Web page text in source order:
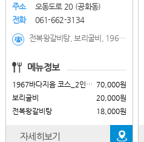
주소
오동도로 20 (공화동)
전화
061-662-3134
전복왕갈비탕, 보리굴비, 1967바다지음 코스_2인 주문시, 1967바다지음코스_3인 이상 주문시, 마띠유정식(2인 이상), 회덮밥, 국내산금태구이, 국내산금태구이점심특선, 거문도먹갈치구이
메뉴정보
1967바다지음 코스_2인 주문시 70,000원
보리굴비
20,000원
전복왕갈비탕
18,000원
자세히보기